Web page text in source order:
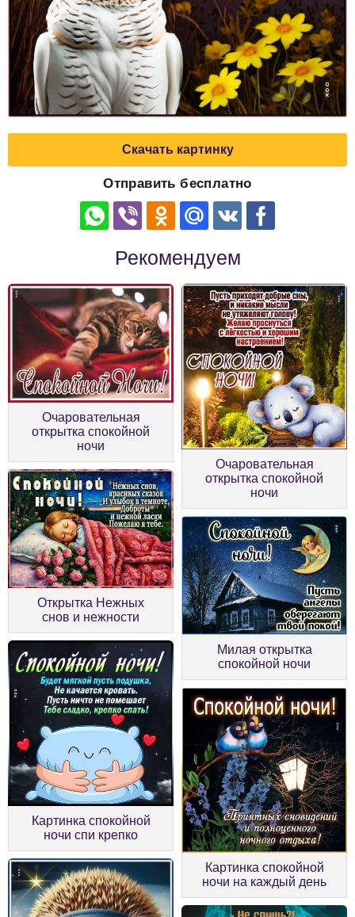
Скачать картинку
Отправить бесплатно
Рекомендуем
Очаровательная
открытка спокойной
ночи
Очаровательная
открытка спокойной
ночи
Открытка Нежных
снов и нежности
Милая открытка
спокойной ночи
Картинка спокойной
ночи спи крепко
Картинка спокойной
ночи на каждый день